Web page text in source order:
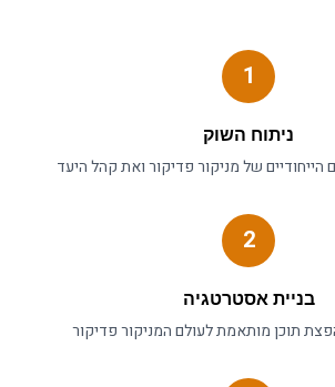
1
ניתוח השוק
הייחודיים שלמניקור פדיקורואת קהל היעד
2
בניית אסטרטגיה
תוכןמותאמת לעולם המניקור פדיקור